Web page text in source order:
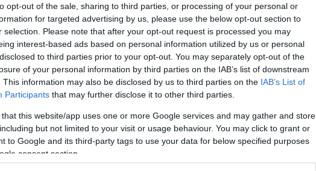
opt-out of the sale, sharing to third parties, or processing of your personal or
for targeted advertising by us, please use the below opt-out section to
selection. Please note that after your opt-out request is processed you may
interest-based ads based on personal information utilized by us or personal
to third parties prior to your opt-out. You may separately opt-out of the
of your personal information by third parties on the IAB’s list of downstream
This information may also be disclosed by us to third parties on the IAB’s List of
Participants that may further disclose it to other third parties.
that this website/app uses one or more Google services and may gather and store
but not limited to your visit or usage behaviour. You may click to grant or
to Google and its third-party tags to use your data for below specified purposes
consent section.
3,5 φορές
ο κίνδυνος σοβαρής
κάκωσης
Νέο κύμα καύσωνα σαρώνει την
Ευρώπη: Θερμοκρασίες - ρεκόρ &